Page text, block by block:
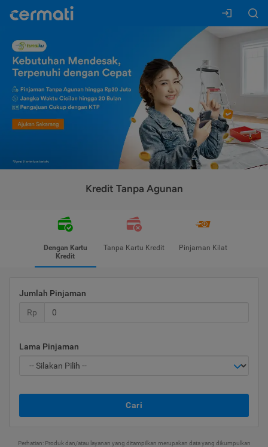
Kredit Tanpa Agunan
Dengan Kartu
Kredit
Tanpa Kartu Kredit Pinjaman Kilat
Jumlah Pinjaman
Rp
Lama Pinjaman
Cari
Perhatian: Produk dan/atau layanan yang ditampilkan merupakan data yang dikumpulkan